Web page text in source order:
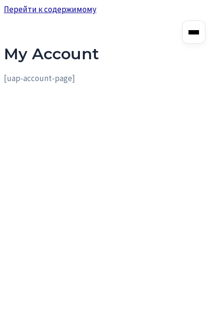
Перейти к содержимому
My Account
[uap-account-page]